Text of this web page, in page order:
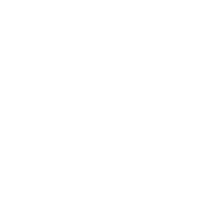
機器販売店・
うお願いしま
にご登録され
の共同利用者
に記載されて
ありません。
に未対応品が
い年数を意
知します。
取り引きをい
ロン制御